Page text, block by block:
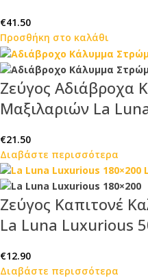
€41.50
Προσθήκη στο καλάθι
Ζεύγος Αδιάβροχα
Μαξιλαριών La
€21.50
Διαβάστε περισσότερα
Ζεύγος Καπιτονέ
La Luna Luxurious
€12.90
Διαβάστε περισσότερα